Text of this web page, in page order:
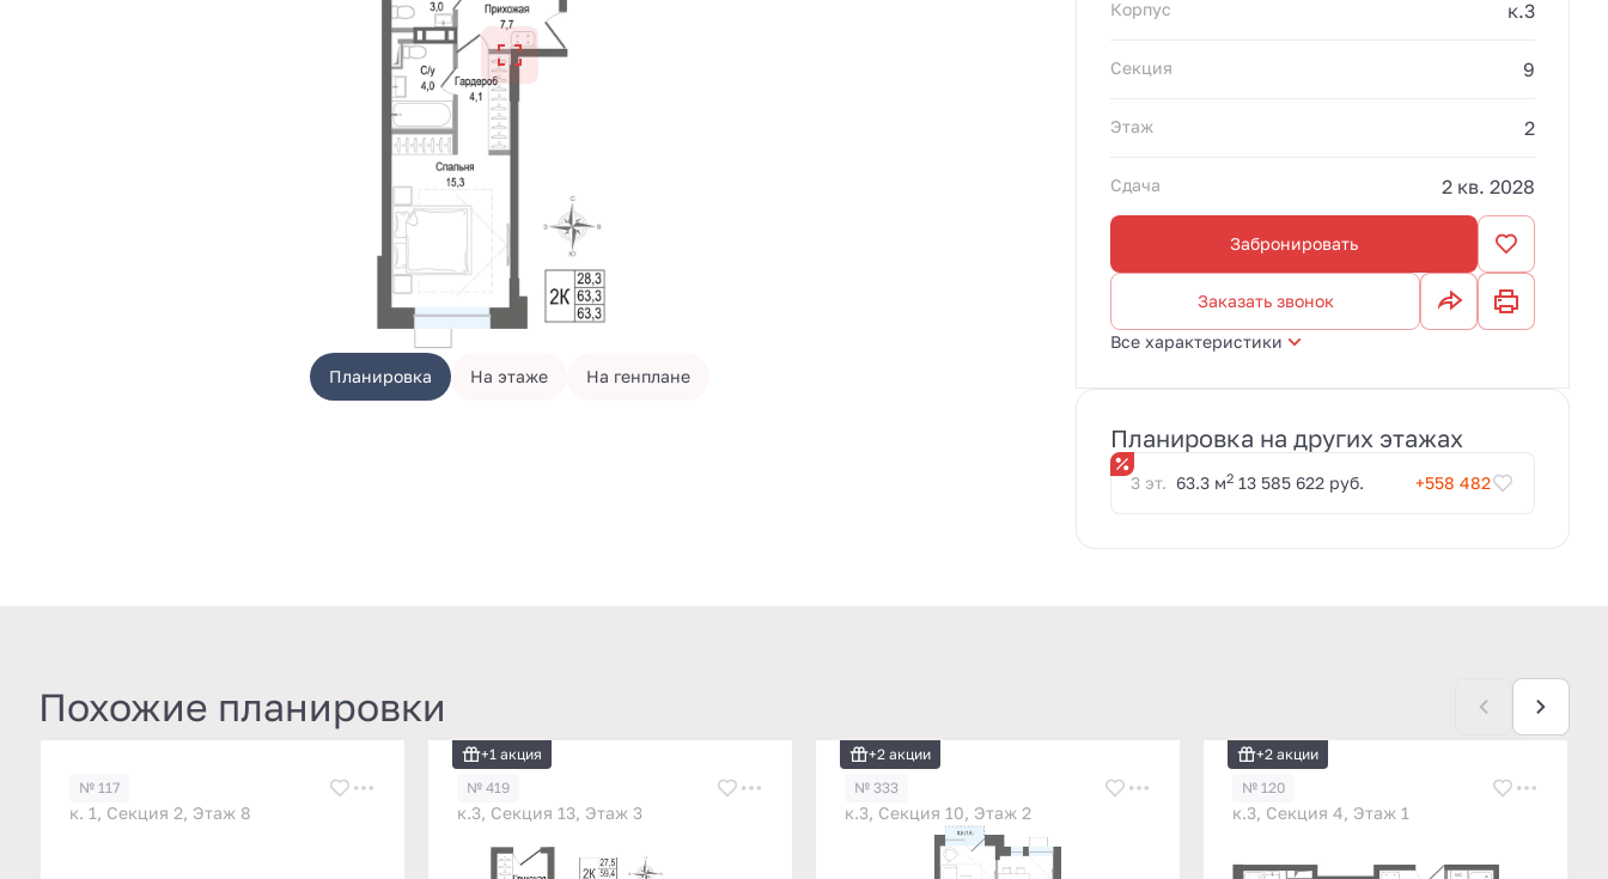
Планировка На этаже На генплане
Корпус к.3
Секция 9
Этаж 2
Сдача 2 кв. 2028
Забронировать
Заказать звонок
Все характеристики
Планировка на других этажах
3 эт. 63.3 м2 13 585 622 руб. +558 482
Похожие планировки
№ 117
к. 1, Секция 2, Этаж 8
+1 акция
№ 419
к.3, Секция 13, Этаж 3
+2 акции
№ 333
к.3, Секция 10, Этаж 2
+2 акции
№ 120
к.3, Секция 4, Этаж 1